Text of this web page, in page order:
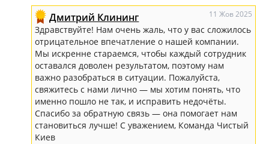
Дмитрий Клининг 11 Жов 2025
Здравствуйте! Нам очень жаль, что у вас сложилось
отрицательное впечатление о нашей компании.
Мы искренне стараемся, чтобы каждый сотрудник
оставался доволен результатом, поэтому нам
важно разобраться в ситуации. Пожалуйста,
свяжитесь с нами лично — мы хотим понять, что
именно пошло не так, и исправить недочёты.
Спасибо за обратную связь — она помогает нам
становиться лучше! С уважением, Команда Чистый
Киев